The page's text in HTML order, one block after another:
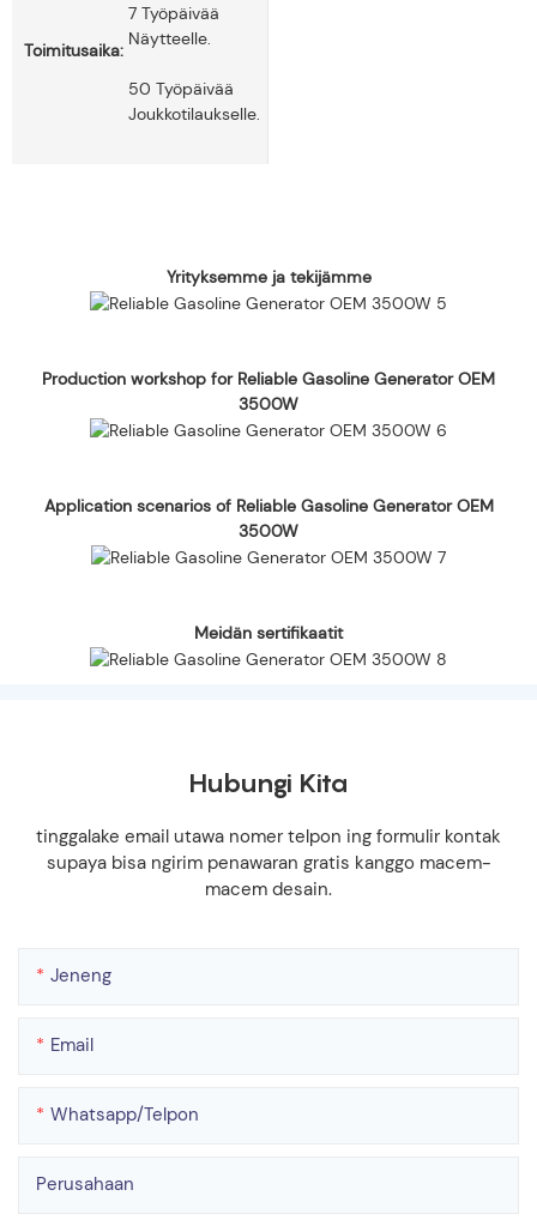
Toimitusaika:
7 Työpäivää
Näytteelle.
50 Työpäivää
Joukkotilaukselle.
Yrityksemme ja tekijämme
Production workshop for Reliable Gasoline Generator OEM
3500W
Application scenarios of Reliable Gasoline Generator OEM
3500W
Meidän sertifikaatit
Hubungi Kita
tinggalake email utawa nomer telpon ing formulir kontak
supaya bisa ngirim penawaran gratis kanggo macem-
macem desain.
Jeneng
Email
Whatsapp/telpon
Perusahaan